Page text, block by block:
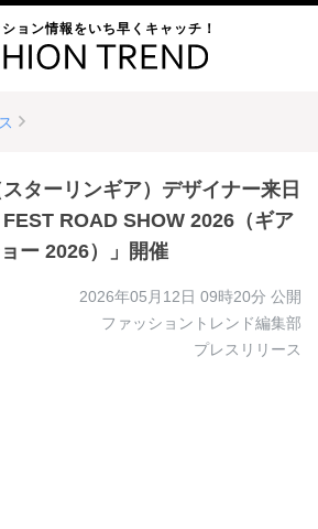
ョン情報をいち早くキャッチ！
ターリンギア）デザイナー来日
ROAD SHOW 2026（ギア
ー 2026）」開催
2026年05月12日 09時20分 公開
ファッショントレンド編集部
プレスリリース